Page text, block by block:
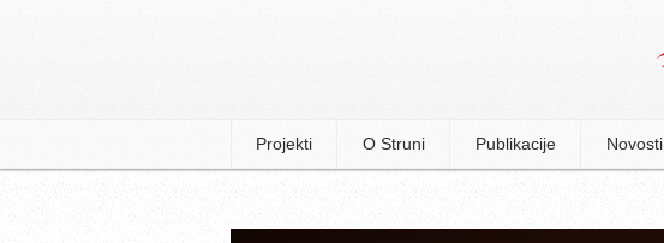
Projekti O Struni Publikacije Novosti